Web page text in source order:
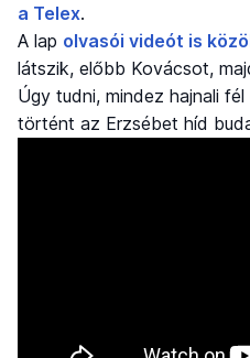
a Telex.
A lap olvasói videót is
látszik, előbb Kovácsot,
Úgy tudni, mindez hajnali
történt az Erzsébet híd